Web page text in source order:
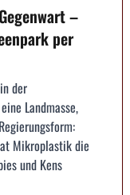
–
per
der
Landmasse,
Mikroplastik die
und Kens